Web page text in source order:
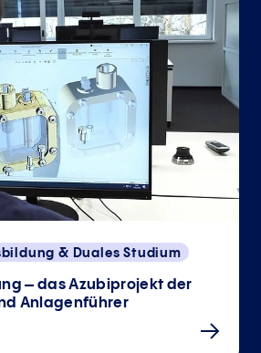
& Duales Studium
– das Azubiprojekt der
Anlagenführer